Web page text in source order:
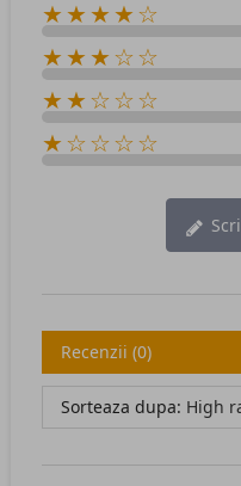
★★★★☆
★★★☆☆
★★☆☆☆
★☆☆☆☆
Recenzii (0)
Sorteaza dupa: High